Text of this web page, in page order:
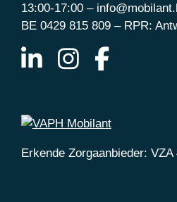
13:00-17:00 –
BE 0429 815 809 – RPR:
Erkende Zorgaanbieder: VZA